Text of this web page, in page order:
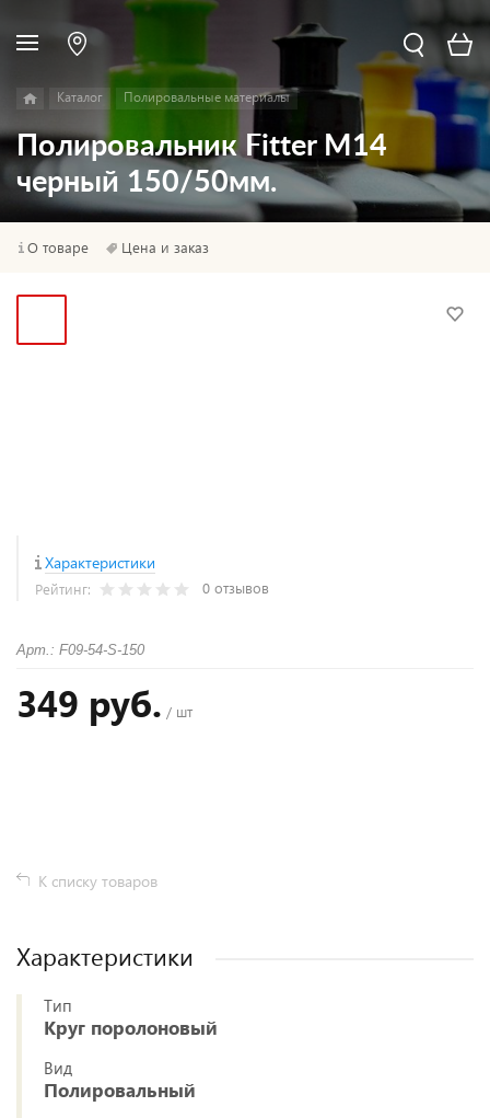
Каталог Полировальные материалы
Полировальник Fitter M14
черный 150/50мм.
О товаре Цена и заказ
Характеристики
Рейтинг: 0 отзывов
Арт.: F09-54-S-150
349 руб. / шт
К списку товаров
Характеристики
Тип
Круг поролоновый
Вид
Полировальный